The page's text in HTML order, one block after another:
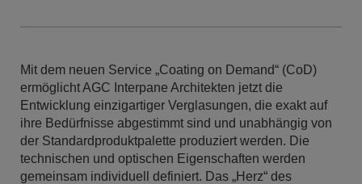
Mit dem neuen Service „Coating on Demand“ (CoD)
ermöglicht AGC Interpane Architekten jetzt die
Entwicklung einzigartiger Verglasungen, die exakt auf
ihre Bedürfnisse abgestimmt sind und unabhängig von
der Standardproduktpalette produziert werden. Die
technischen und optischen Eigenschaften werden
gemeinsam individuell definiert. Das „Herz“ des